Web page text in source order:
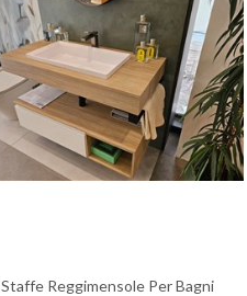
Staffe Reggimensole Per Bagni